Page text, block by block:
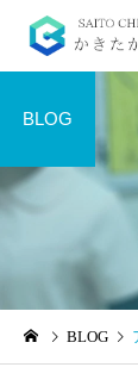
起立
起立性
BLOG
BLOG